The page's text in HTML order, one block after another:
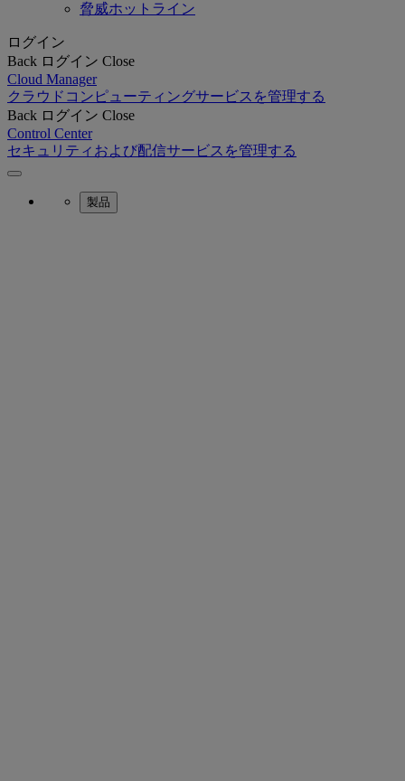
脅威ホットライン
ログイン
Back ログイン Close
Cloud Manager
クラウドコンピューティングサービスを管理する
Back ログイン Close
Control Center
セキュリティおよび配信サービスを管理する
製品